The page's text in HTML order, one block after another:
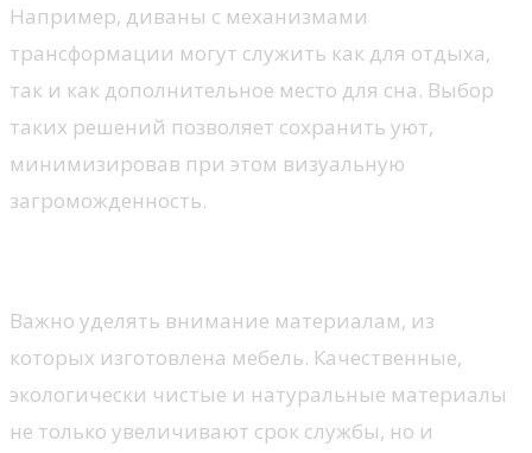
Например, диваны с механизмами
трансформации могут служить как для отдыха,
так и как дополнительное место для сна. Выбор
таких решений позволяет сохранить уют,
минимизировав при этом визуальную
загроможденность.
Важно уделять внимание материалам, из
которых изготовлена мебель. Качественные,
экологически чистые и натуральные материалы
не только увеличивают срок службы, но и